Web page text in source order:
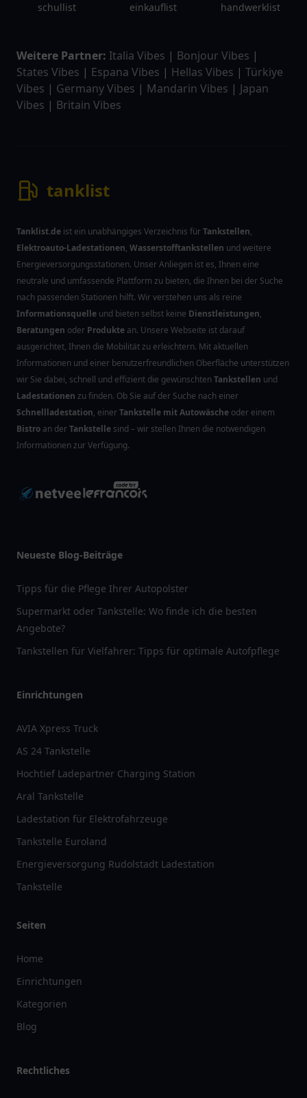
schullist einkauflist handwerklist
Weitere Partner: Italia Vibes | Bonjour Vibes |
States Vibes | Espana Vibes | Hellas Vibes | Türkiye
Vibes | Germany Vibes | Mandarin Vibes | Japan
Vibes | Britain Vibes
tanklist
Tanklist.de ist ein unabhängiges Verzeichnis fürTankstellen,
Elektroauto-Ladestationen, Wasserstofftankstellen und weitere
Energieversorgungsstationen. Unser Anliegen ist es, Ihnen eine
neutrale und umfassende Plattform zu bieten, die Ihnen bei der Suche
nach passenden Stationen hilft. Wir verstehen uns als reine
Informationsquelle und bieten selbst keine Dienstleistungen,
Beratungen oder Produkte an. Unsere Webseite ist darauf
ausgerichtet, Ihnen die Mobilität zu erleichtern. Mit aktuellen
Informationen und einer benutzerfreundlichen Oberfläche unterstützen
wir Sie dabei, schnell und effizient die gewünschtenTankstellen und
Ladestationen zu finden. Ob Sie auf der Suche nach einer
Schnellladestation, einerTankstelle mit Autowäsche oder einem
Bistro an derTankstelle sind – wir stellen Ihnen die notwendigen
Informationen zur Verfügung.
Neueste Blog-Beiträge
Tipps für die Pflege Ihrer Autopolster
Supermarkt oder Tankstelle: Wo finde ich die besten
Angebote?
Tankstellen für Vielfahrer: Tipps für optimale Autofpflege
Einrichtungen
AVIA Xpress Truck
AS 24 Tankstelle
Hochtief Ladepartner Charging Station
Aral Tankstelle
Ladestation für Elektrofahrzeuge
Tankstelle Euroland
Energieversorgung Rudolstadt Ladestation
Tankstelle
Seiten
Home
Einrichtungen
Kategorien
Blog
Rechtliches